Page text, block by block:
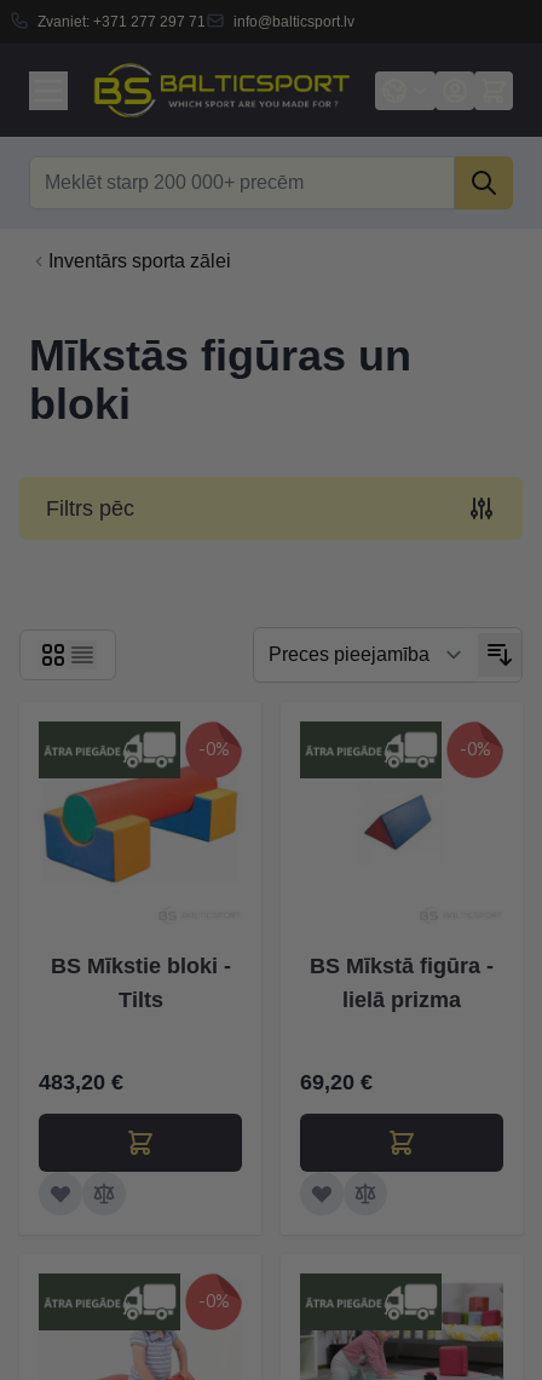
Zvaniet: +371 277 297 71 info@balticsport.lv
Inventārs sporta zālei
Mīkstās figūras un
bloki
Filtrs pēc
-0%
BS Mīkstie bloki -
Tilts
483,20 €
-0%
BS Mīkstā figūra -
lielā prizma
69,20 €
-0%